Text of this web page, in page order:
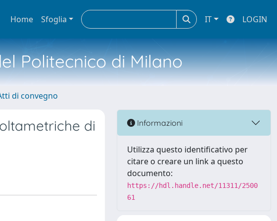
Home Sfoglia IT LOGIN
Politecnico di Milano
di convegno
di
Informazioni
Utilizza questo identificativo per
citare o creare un link a questo
documento:
https://hdl.handle.net/11311/2500
61